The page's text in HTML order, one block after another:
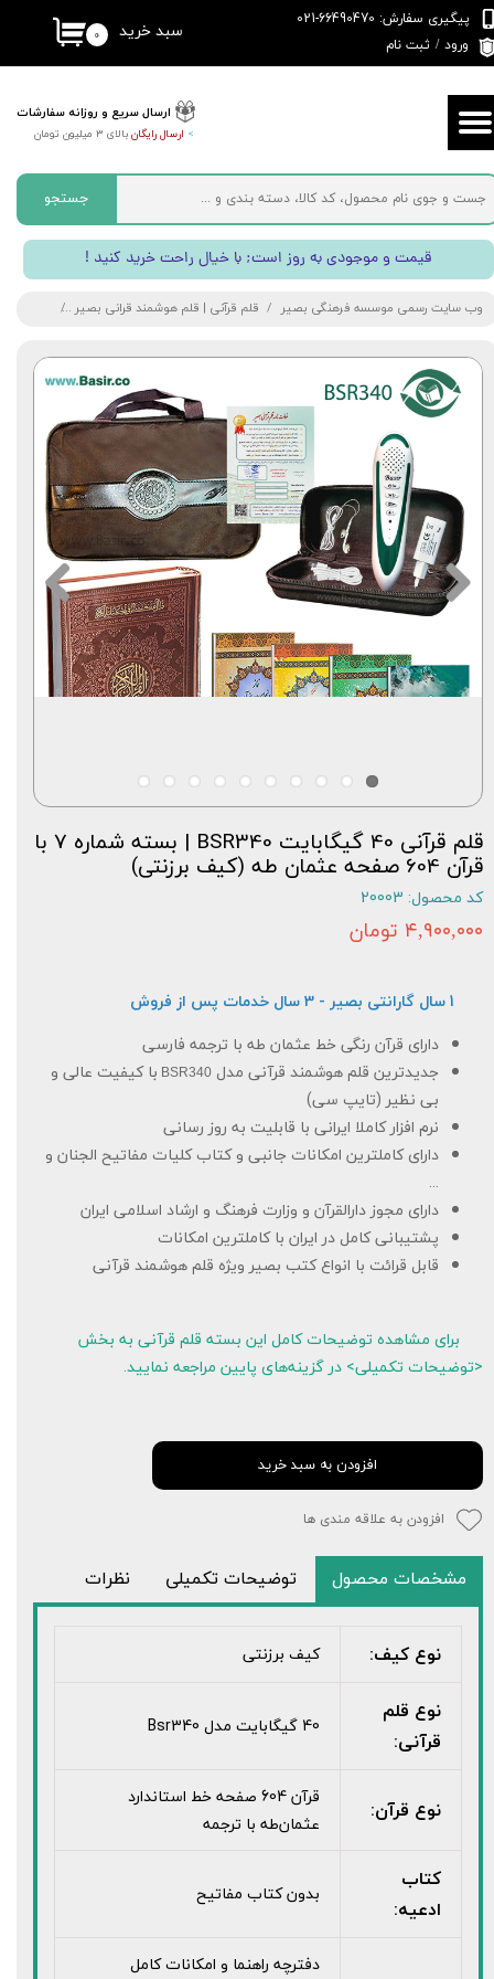
ارسال سریع و روزانه سفارشات
> ارسال رایگانبالای 3 میلیون تومان
پیگیری سفارش: 66490470-021
ورود / ثبت نام
حساب کاربری من
تغییر گذر واژه
سفارشات
خروج از حساب کاربری
۰ سبد خرید
جستجو
! قیمت و موجودی به روز است; با خیال راحت خرید کنید
وب سایت رسمی موسسه فرهنگی بصیر قلم قرآنی | قلم هوشمند قرانی بصیر
قلم قرآنی 40 گیگابایت BSR340 | بسته شماره 7 با
قرآن 604 صفحه عثمان طه (کیف برزنتی)
کد محصول: 20003
۴,۹۰۰,۰۰۰ تومان
1 سال گارانتی بصیر - 3 سال خدمات پس از فروش
دارای قرآن رنگی خط عثمان طه با ترجمه فارسی
جدیدترین قلم هوشمند قرآنی مدل BSR340 با کیفیت عالی و
بی نظیر (تایپ سی)
نرم افزار کاملا ایرانی با قابلیت به روز رسانی
دارای کاملترین امکانات جانبی و کتاب کلیات مفاتیح الجنان و
...
دارای مجوز دارالقرآن و وزارت فرهنگ و ارشاد اسلامی ایران
پشتیبانی کامل در ایران با کاملترین امکانات
قابل قرائت با انواع کتب بصیر ویژه قلم هوشمند قرآنی
برای مشاهده توضیحات کامل این بسته قلم قرآنی به بخش
<توضیحات تکمیلی> در گزینه‌های پایین مراجعه نمایید.
افزودن به سبد خرید
افزودن به علاقه مندی ها
مشخصات محصول توضیحات تکمیلی نظرات
نوع کیف: کیف برزنتی
نوع قلم
قرآنی:
40 گیگابایت مدل Bsr340
نوع قرآن:
قرآن 604 صفحه خط استاندارد
عثمان‌طه با ترجمه
کتاب
ادعیه:
بدون کتاب مفاتیح
دفترچه راهنما و امکانات کامل